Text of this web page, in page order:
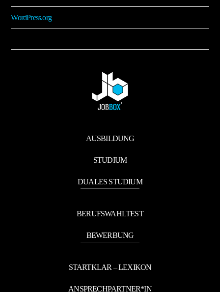
WordPress.org
AUSBILDUNG
STUDIUM
DUALES STUDIUM
BERUFSWAHLTEST
BEWERBUNG
STARTKLAR – LEXIKON
ANSPRECHPARTNER*IN